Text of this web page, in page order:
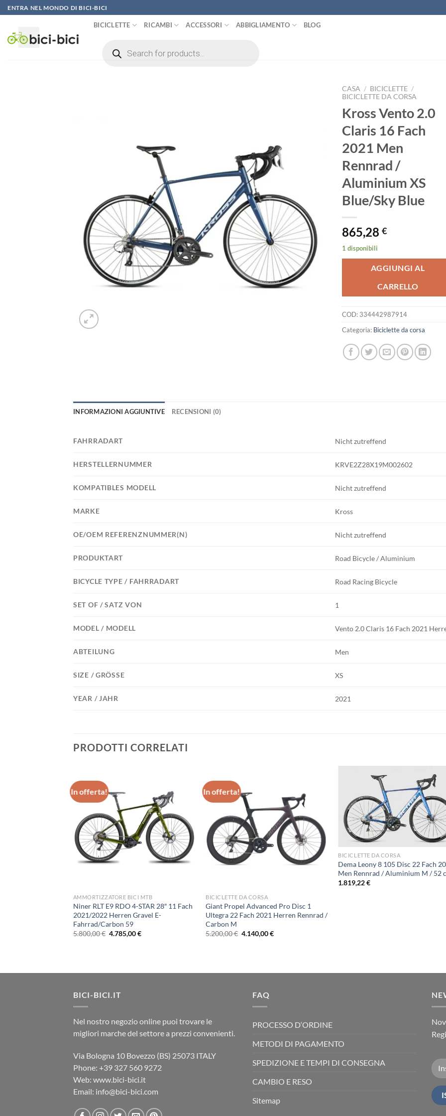
Vai
al
contenuto
ENTRA NEL MONDO DI BICI-BICI
BICICLETTE RICAMBI ACCESSORI ABBIGLIAMENTO BLOG
prodotti
CASA / BICICLETTE /
BICICLETTE DA CORSA
Kross Vento 2.0
Claris 16 Fach
2021 Men
Rennrad /
Aluminium XS
Blue/Sky Blue
865,28 €
1 disponibili
AGGIUNGI AL
CARRELLO
COD: 334442987914
Categoria: Biciclette da corsa
INFORMAZIONI AGGIUNTIVE RECENSIONI (0)
FAHRRADART Nicht zutreffend
HERSTELLERNUMMER KRVE2Z28X19M002602
KOMPATIBLES MODELL Nicht zutreffend
MARKE Kross
OE/OEM REFERENZNUMMER(N) Nicht zutreffend
PRODUKTART Road Bicycle / Aluminium
BICYCLE TYPE / FAHRRADART Road Racing Bicycle
SET OF / SATZ VON 1
MODEL / MODELL Vento 2.0 Claris 16 Fach 2021
ABTEILUNG Men
SIZE / GRÖSSE XS
YEAR / JAHR 2021
PRODOTTI CORRELATI
In offerta!
AMMORTIZZATORE BICI MTB
Niner RLT E9 RDO 4-STAR 28″ 11 Fach
2021/2022 Herren Gravel E-
Fahrrad/Carbon 59
5.800,00€ Il
4.785,00€Il
In offerta!
BICICLETTE DA CORSA
Giant Propel Advanced Pro Disc 1
Ultegra 22 Fach 2021 Herren Rennrad /
Carbon M
5.200,00€ Il
4.140,00€Il
BICICLETTE DA CORSA
Dema Leony 8 105 Disc 22 Fach
Men Rennrad / Aluminium M / 52
1.819,22€
BICI-BICI.IT
Nel nostro negozio online puoi trovare le
migliori marche del settore a prezzi convenienti.
Via Bologna 10 Bovezzo (BS) 25073 ITALY
Phone: ‎+39 327 560 9272
Web: www.bici-bici.it
Email: info@bici-bici.com
FAQ
PROCESSO D‘ORDINE
METODI DI PAGAMENTO
SPEDIZIONE E TEMPI DI CONSEGNA
CAMBIO E RESO
Sitemap